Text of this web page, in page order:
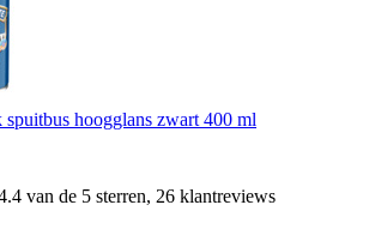
spuitbus hoogglans zwart 400 ml
van de 5 sterren, 26 klantreviews